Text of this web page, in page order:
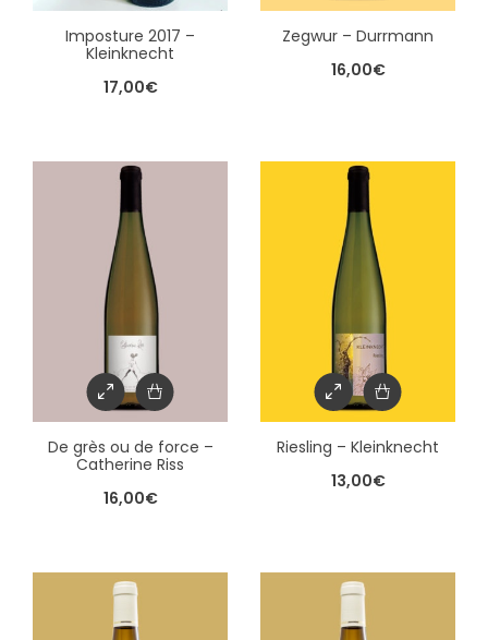
Imposture 2017 –
Kleinknecht
17,00€
Zegwur – Durrmann
16,00€
De grès ou de force –
Catherine Riss
16,00€
Riesling – Kleinknecht
13,00€